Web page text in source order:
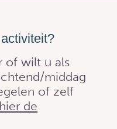
of wilt u als
middag
of zelf
de